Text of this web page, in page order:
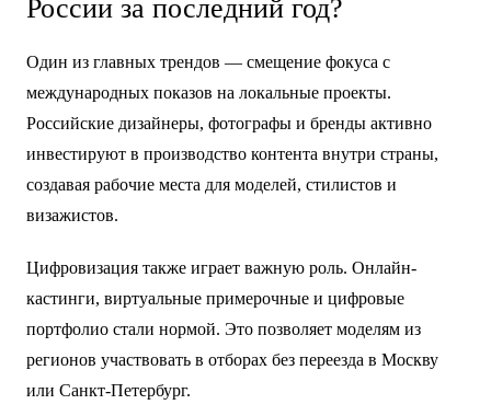
России за последний год?
Один из главных трендов — смещение фокуса с
международных показов на локальные проекты.
Российские дизайнеры, фотографы и бренды активно
инвестируют в производство контента внутри страны,
создавая рабочие места для моделей, стилистов и
визажистов.
Цифровизация также играет важную роль. Онлайн-
кастинги, виртуальные примерочные и цифровые
портфолио стали нормой. Это позволяет моделям из
регионов участвовать в отборах без переезда в Москву
или Санкт-Петербург.